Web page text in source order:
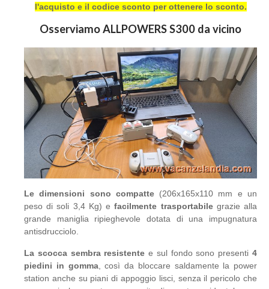
l'acquisto e il codice sconto per ottenere lo sconto.
Osserviamo ALLPOWERS S300 da vicino
Le dimensioni sono compatte(206x165x110 mm e un
peso di soli 3,4 Kg) efacilmente trasportabilegrazie alla
grande maniglia ripieghevole dotata di una impugnatura
antisdrucciolo.
La scocca sembra resistente e sul fondo sono presenti4
piedini in gomma, così da bloccare saldamente la power
station anche su piani di appoggio lisci, senza il pericolo che